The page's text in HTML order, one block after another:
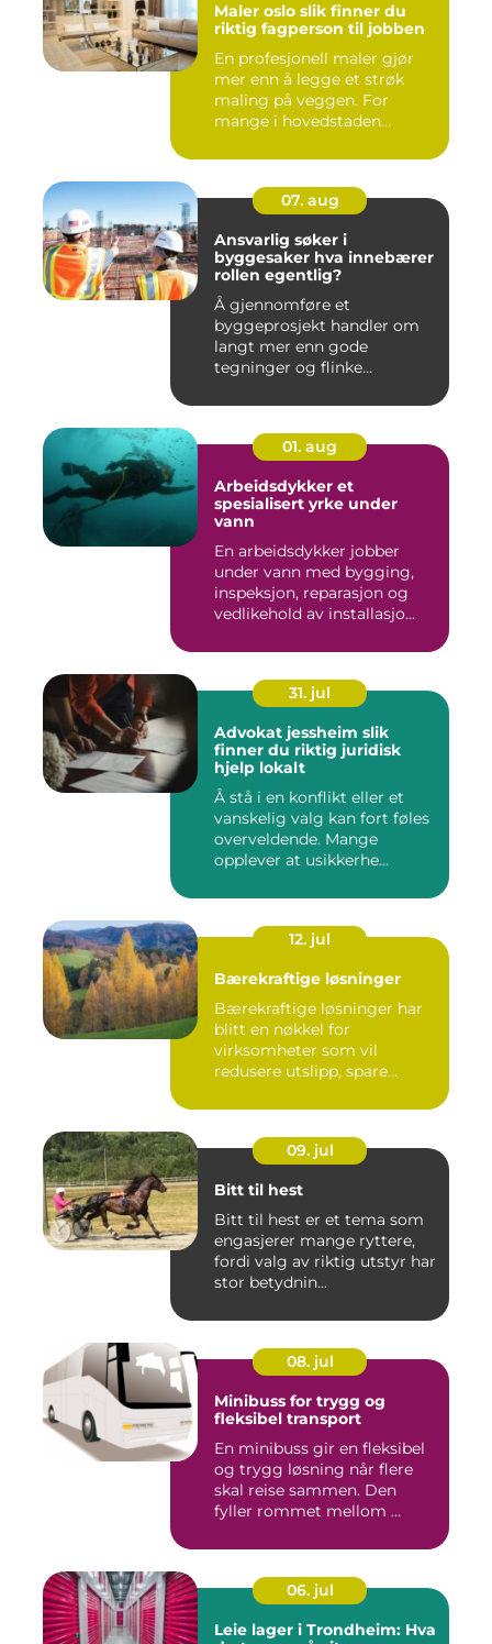
Maler oslo slik finner du
riktig fagperson til jobben
En profesjonell maler gjør
mer enn å legge et strøk
maling på veggen. For
mange i hovedstaden
07. aug
Ansvarlig søker i
byggesaker hva innebærer
rollen egentlig?
Å gjennomføre et
byggeprosjekt handler om
langt mer enn gode
tegninger og flinke
01. aug
Arbeidsdykker et
spesialisert yrke under
vann
En arbeidsdykker jobber
under vann med bygging,
inspeksjon, reparasjon og
vedlikehold av installasjo...
31. jul
Advokat jessheim slik
finner du riktig juridisk
hjelp lokalt
Å stå i en konflikt eller et
vanskelig valg kan fort føles
overveldende. Mange
opplever at usikkerhe...
12. jul
Bærekraftige løsninger
Bærekraftige løsninger har
blitt en nøkkel for
virksomheter som vil
redusere utslipp, spare
09. jul
Bitt til hest
Bitt til hest er et tema som
engasjerer mange ryttere,
fordi valg av riktig utstyr har
stor betydnin...
08. jul
Minibuss for trygg og
fleksibel transport
En minibuss gir en fleksibel
og trygg løsning når flere
skal reise sammen. Den
fyller rommet mellom ...
06. jul
Leie lager i Trondheim: Hva